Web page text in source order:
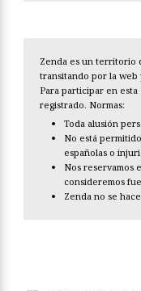
Zenda es un territorio
transitando por la web
Para participar en
registrado. Normas:
Toda alusión
No está
españolas o
Nos reservamos
consideremos
Zenda no se